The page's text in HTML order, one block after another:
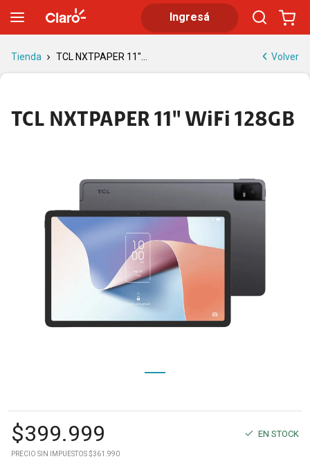
Ingresá
Tienda TCL NXTPAPER 11''... Volver
TCL NXTPAPER 11'' WiFi 128GB
$399.999 EN STOCK
PRECIO SIN IMPUESTOS $361.990
TCL NXTPAPER 11'' WiFi 128GB | Tienda Claro